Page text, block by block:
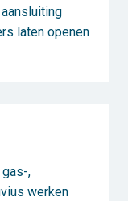
laten openen
,
werken